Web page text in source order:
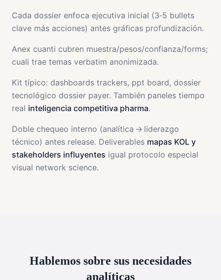
Cada dossier enfoca ejecutiva inicial (3‑5 bullets
clave más acciones) antes gráficas profundización.
Anex cuanti cubren muestra/pesos/confianza/forms;
cuali trae temas verbatim anonimizada.
Kit típico: dashboards trackers, ppt board, dossier
tecnológico dossier payer. También paneles tiempo
real inteligencia competitiva pharma.
Doble chequeo interno (analítica → liderazgo
técnico) antes release. Deliverables mapas KOL y
stakeholders influyentes igual protocolo especial
visual network science.
Hablemos sobre sus necesidades
analíticas